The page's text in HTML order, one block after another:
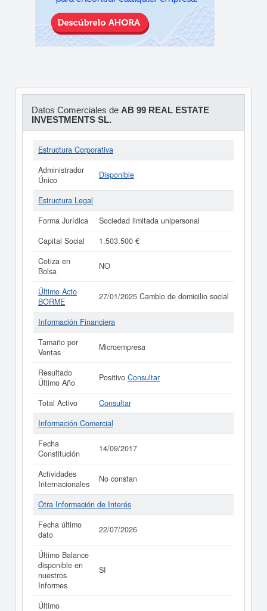
Datos Comerciales de AB 99 REAL ESTATE
INVESTMENTS SL.
Estructura Corporativa
Administrador
Único
Disponible
Estructura Legal
Forma Jurídica
Sociedad limitada unipersonal
Capital Social
1.503.500 €
Cotiza en
Bolsa
NO
Último Acto
BORME
27/01/2025 Cambio de domicilio social
Información Financiera
Tamaño por
Ventas
Microempresa
Resultado
Último Año
Positivo Consultar
Total Activo
Consultar
Información Comercial
Fecha
Constitución
14/09/2017
Actividades
Internacionales
No constan
Otra Información de Interés
Fecha último
dato
22/07/2026
Último Balance
disponible en
nuestros
Informes
SI
Último